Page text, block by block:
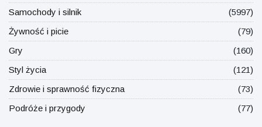
Samochody i silnik
(5997)
Żywność i picie
(79)
Gry
(160)
Styl życia
(121)
Zdrowie i sprawność fizyczna
(73)
Podróże i przygody
(77)